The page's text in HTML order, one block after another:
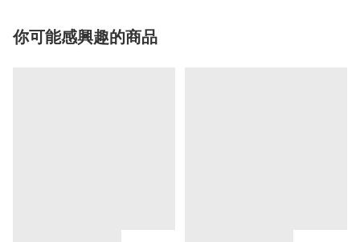
你可能感興趣的商品